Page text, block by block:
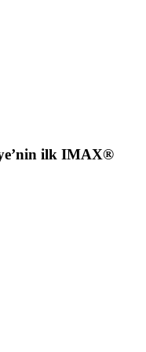
ilk IMAX®